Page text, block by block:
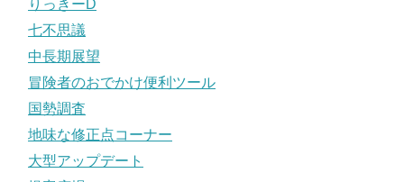
りっきーD
七不思議
中長期展望
冒険者のおでかけ便利ツール
国勢調査
地味な修正点コーナー
大型アップデート